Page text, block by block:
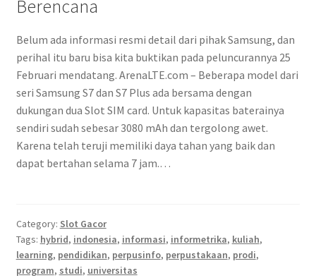
Berencana
Belum ada informasi resmi detail dari pihak Samsung, dan
perihal itu baru bisa kita buktikan pada peluncurannya 25
Februari mendatang. ArenaLTE.com – Beberapa model dari
seri Samsung S7 dan S7 Plus ada bersama dengan
dukungan dua Slot SIM card. Untuk kapasitas baterainya
sendiri sudah sebesar 3080 mAh dan tergolong awet.
Karena telah teruji memiliki daya tahan yang baik dan
dapat bertahan selama 7 jam.…
Category: Slot Gacor
Tags: hybrid, indonesia, informasi, informetrika, kuliah,
learning, pendidikan, perpusinfo, perpustakaan, prodi,
program, studi, universitas